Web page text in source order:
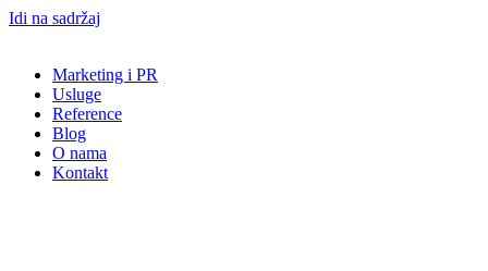
Idi na sadržaj
Marketing i PR
Usluge
Reference
Blog
O nama
Kontakt